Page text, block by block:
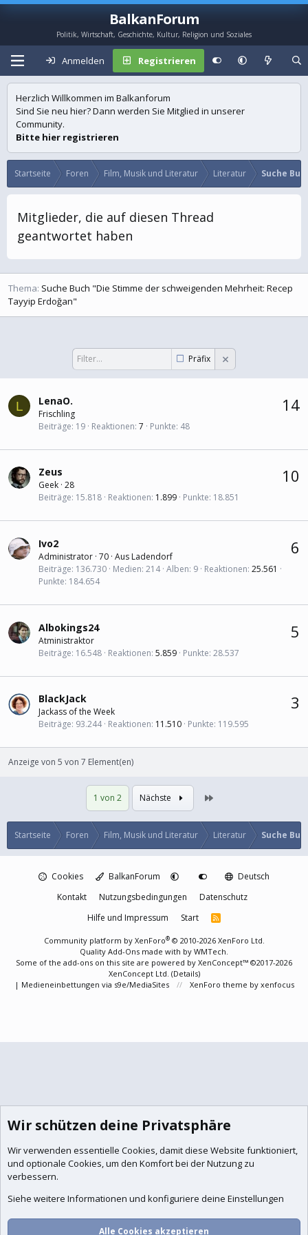
BalkanForum
Politik, Wirtschaft, Geschichte, Kultur, Religion und Soziales
Anmelden Registrieren
Herzlich Willkommen im Balkanforum
Sind Sie neu hier? Dann werden Sie Mitglied in unserer
Community.
Bitte hier registrieren
Startseite Foren Film, Musik und Literatur Literatur Suche
Mitglieder, die auf diesen Thread
geantwortet haben
Thema Suche Buch "Die Stimme der schweigenden Mehrheit: Recep
Tayyip Erdoğan"
Präfix
L 14
LenaO.
Frischling
Beiträge 19 Reaktionen 7 Punkte 48
10
Zeus
Geek · 28
Beiträge 15.818 Reaktionen 1.899 Punkte 18.851
6
Ivo2
Administrator · 70 · Aus Ladendorf
Beiträge 136.730 Medien 214 Alben 9 Reaktionen 25.561
Punkte 184.654
5
Albokings24
Atministraktor
Beiträge 16.548 Reaktionen 5.859 Punkte 28.537
3
BlackJack
Jackass of the Week
Beiträge 93.244 Reaktionen 11.510 Punkte 119.595
Anzeige von 5 von 7 Element(en)
1 von 2 Nächste
Startseite Foren Film, Musik und Literatur Literatur Suche
Cookies BalkanForum
Deutsch
Kontakt
Nutzungsbedingungen
Datenschutz
Hilfe und Impressum
Start
R
Community platform by XenForo® © 2010-2026 XenForo Ltd.
Quality Add-Ons made with by WMTech.
Some of the add-ons on this site are powered by XenConcept™ ©2017-2026
XenConcept Ltd. (Details)
| Medieneinbettungen via s9e/MediaSites XenForo theme by xenfocus
Wir schützen deine Privatsphäre
Wir verwenden essentielle Cookies, damit diese Website funktioniert,
und optionale Cookies, um den Komfort bei der Nutzung zu
verbessern.
Siehe weitere Informationen und konfiguriere deine Einstellungen
Alle Cookies akzeptieren